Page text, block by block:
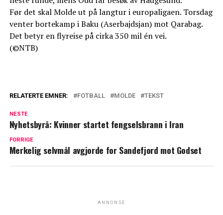
Før det skal Molde ut på langtur i europaligaen. Torsdag
venter bortekamp i Baku (Aserbajdsjan) mot Qarabag.
Det betyr en flyreise på cirka 350 mil én vei.
(©NTB)
RELATERTE EMNER: FOTBALL MOLDE TEKST
NESTE
Nyhetsbyrå: Kvinner startet fengselsbrann i Iran
FORRIGE
Merkelig selvmål avgjorde for Sandefjord mot Godset
ANNONSE